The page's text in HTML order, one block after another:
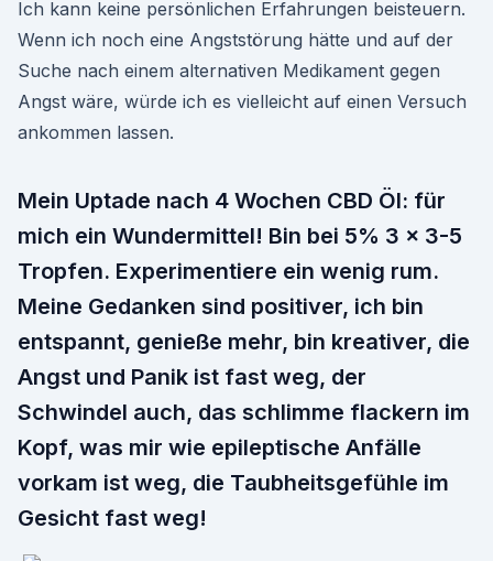
Ich kann keine persönlichen Erfahrungen beisteuern.
Wenn ich noch eine Angststörung hätte und auf der
Suche nach einem alternativen Medikament gegen
Angst wäre, würde ich es vielleicht auf einen Versuch
ankommen lassen.
Mein Uptade nach 4 Wochen CBD Öl: für
mich ein Wundermittel! Bin bei 5% 3 x 3-5
Tropfen. Experimentiere ein wenig rum.
Meine Gedanken sind positiver, ich bin
entspannt, genieße mehr, bin kreativer, die
Angst und Panik ist fast weg, der
Schwindel auch, das schlimme flackern im
Kopf, was mir wie epileptische Anfälle
vorkam ist weg, die Taubheitsgefühle im
Gesicht fast weg!